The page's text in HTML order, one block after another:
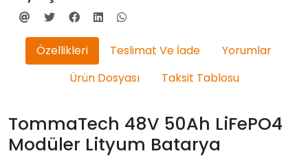
Özellikleri Teslimat Ve İade
Yorumlar
Ürün Dosyası
Taksit Tablosu
TommaTech 48V 50Ah LiFePO4
Modüler Lityum Batarya